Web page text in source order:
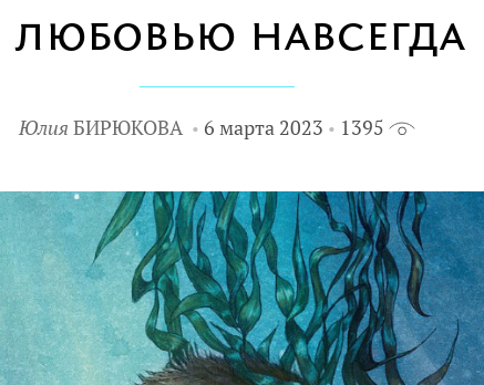
любовью навсегда
Юлия БИРЮКОВА 6 марта 2023 1395